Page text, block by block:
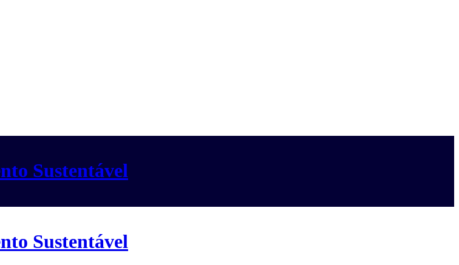
Sustentável
Sustentável